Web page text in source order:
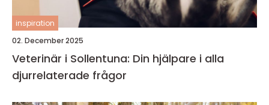
inspiration
02. December 2025
Veterinär i Sollentuna: Din hjälpare i alla
djurrelaterade frågor